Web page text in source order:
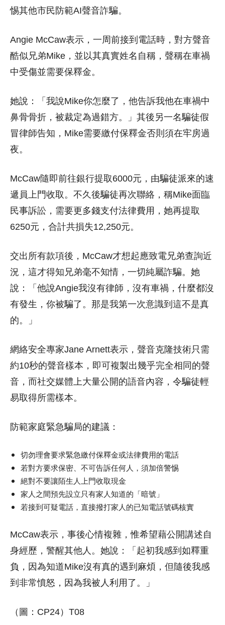
惕其他市民防範AI聲音詐騙。
Angie McCaw表示，一周前接到電話時，對方聲音
酷似兄弟Mike，並以其真實姓名自稱，聲稱在車禍
中受傷並需要保釋金。
她說：「我說Mike你怎麼了，他告訴我他在車禍中
鼻骨骨折，被裁定為過錯方。」其後另一名騙徒假
冒律師告知，Mike需要繳付保釋金否則須在牢房過
夜。
McCaw隨即前往銀行提取6000元，由騙徒派來的速
遞員上門收取。不久後騙徒再次聯絡，稱Mike面臨
民事訴訟，需要更多錢支付法律費用，她再提取
6250元，合計共損失12,250元。
交出所有款項後，McCaw才想起應致電兄弟查詢近
況，這才得知兄弟毫不知情，一切純屬詐騙。她
說：「他說Angie我沒有律師，沒有車禍，什麼都沒
有發生，你被騙了。那是我第一次意識到這不是真
的。」
網絡安全專家Jane Arnett表示，聲音克隆技術只需
約10秒的聲音樣本，即可複製出幾乎完全相同的聲
音，而社交媒體上大量公開的語音內容，令騙徒輕
易取得所需樣本。
防範家庭緊急騙局的建議：
切勿理會要求緊急繳付保釋金或法律費用的電話
若對方要求保密、不可告訴任何人，須加倍警惕
絕對不要讓陌生人上門收取現金
家人之間預先設立只有家人知道的「暗號」
若接到可疑電話，直接撥打家人的已知電話號碼核實
McCaw表示，事後心情複雜，惟希望藉公開講述自
身經歷，警醒其他人。她說：「起初我感到如釋重
負，因為知道Mike沒有真的遇到麻煩，但隨後我感
到非常憤怒，因為我被人利用了。」
（圖：CP24）T08